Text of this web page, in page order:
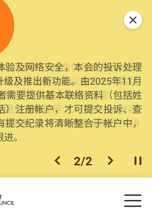
验及网络安全，本会的投诉处理
级及推出新功能。由2025年11月
需要提供基本联络资料（包括姓
）注册帐户，才可提交投诉、查
提交纪录将清晰整合于帐户中，
。
上一个
2/2 下一个开
关闭
目